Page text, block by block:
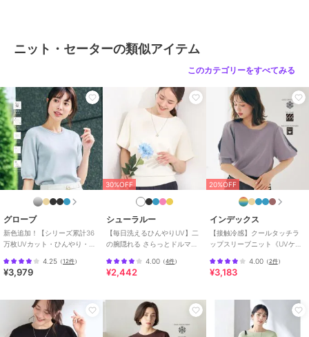
※34(XSサイズ)・42(XLサイズ)はWEB・一部限定店舗での販売です。
ブランド アー・ヴェ・ヴェ
ショップ アー・ヴェ・ヴェ
商品カテゴリ トップス ／ニット・セーター
性別タイプ
レディース
トップス ／ニット・セーター
ー、ブルー、グレージュ、ブラッ
ク
サイズ XS,S,M,L,XL
ピンク/ライトブルー/ブルー/ホワ
ヨン 64% ナイロン 36%
商品のお取り扱い方法
ニット・セーターの類似アイテム
このカテゴリーをすべてみる
グローブ
新色追加！【シリーズ累計36
万枚UVカット・ひんやり・洗
チ 五分袖ニット
4.25 （12件）
¥3,979
30%OFF
シューラルー
【毎日洗えるひんやりUV】二
の腕隠れる さらっとドルマン
4.00 （4件）
¥2,442
20%OFF
インデックス
【接触冷感】クールタッチラ
ップスリーブニット《UVケア
4.00（2件）
¥3,183